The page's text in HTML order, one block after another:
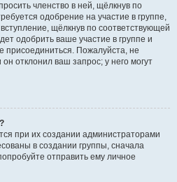
членство в ней, щёлкнув по
одобрение на участие в группе,
щёлкнув по соответствующей
одобрить ваше участие в группе и
присоединиться. Пожалуйста, не
отклонил ваш запрос; у него могут
при их создании администраторами
в создании группы, сначала
отправить ему личное